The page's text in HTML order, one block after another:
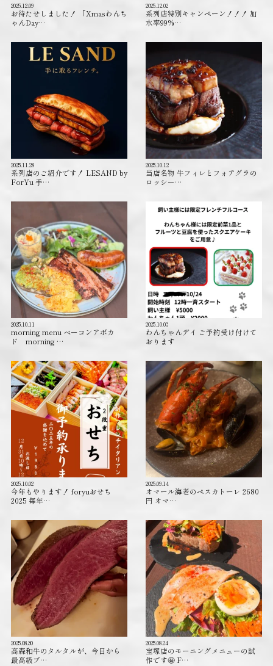
2025.12.09
お待たせしました！ 「Xmasわんち
ゃんDay…
2025.12.02
系列店特別キャンペーン！！！ 加
水率99%…
2025.11.28
系列店のご紹介です！ LESAND by
ForYu 手…
2025.10.12
当店名物 牛フィレとフォアグラの
ロッシー…
2025.10.11
morning menu ベーコンアボカ
ド morning …
2025.10.03
わんちゃんデイ ご予約受け付けて
おります️
2025.10.02
今年もやります！ foryuおせち
2025 毎年…
2025.09.14
オマール海老のペスカトーレ 2680
円 オマ…
2025.08.30
高森和牛のタルタルが、今日から
最高級ブ…
2025.08.24
宝塚店のモーニングメニューの試
作です🤩 F…